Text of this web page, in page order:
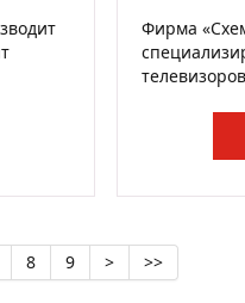
Фирма
8 9 > >>